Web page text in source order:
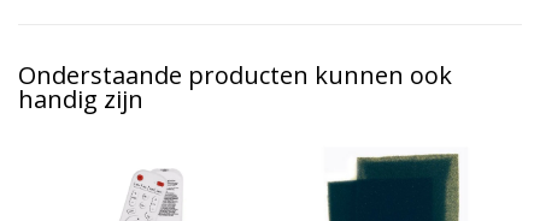
Onderstaande producten kunnen ook
handig zijn